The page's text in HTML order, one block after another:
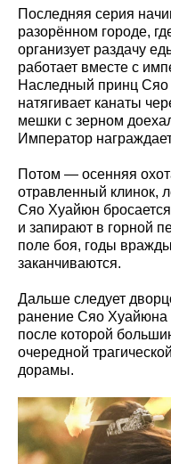
Последняя серия
разорённом городе,
организует раздачу
работает вместе с
Наследный принц
натягивает канаты
мешки с зерном
Император
Потом — осенняя
отравленный клинок,
Сяо Хуайюн
и запирают в горной
поле боя, годы
заканчиваются.
Дальше следует
ранение Сяо Хуайюна
после которой
очередной
дорамы.